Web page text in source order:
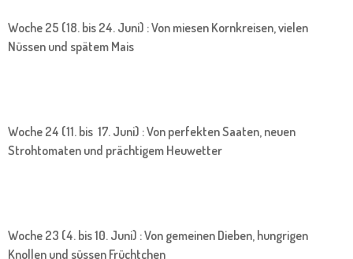
Woche 25 (18. bis 24. Juni) : Von miesen Kornkreisen, vielen
Nüssen und spätem Mais
Woche 24 (11. bis 17. Juni) : Von perfekten Saaten, neuen
Strohtomaten und prächtigem Heuwetter
Woche 23 (4. bis 10. Juni) : Von gemeinen Dieben, hungrigen
Knollen und süssen Früchtchen